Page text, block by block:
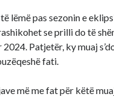
lëmë pas sezonin e
se prilli do të
Patjetër, ky muaj
fati.
më me fat për këtë